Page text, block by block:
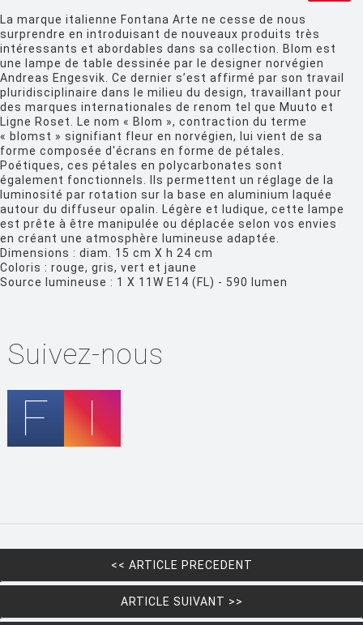
EMU
ESTABLISHED AND SONS
ETHNICRAFT
FATBOY
FERMOB
FIAM
FLOS
FLYTE
FONTANA ARTE
FOSCARINI
GANDIA BLASCO
GLAS ITALIA
La marque italienne Fontana Arte ne cesse de nous
surprendre en introduisant de nouveaux produits très
intéressants et abordables dans sa collection. Blom est
une lampe de table dessinée par le designer norvégien
Andreas Engesvik. Ce dernier s’est affirmé par son travail
pluridisciplinaire dans le milieu du design, travaillant pour
des marques internationales de renom tel que Muuto et
Ligne Roset. Le nom « Blom », contraction du terme
« blomst » signifiant fleur en norvégien, lui vient de sa
forme composée d'écrans en forme de pétales.
Poétiques, ces pétales en polycarbonates sont
également fonctionnels. Ils permettent un réglage de la
luminosité par rotation sur la base en aluminium laquée
autour du diffuseur opalin. Légère et ludique, cette lampe
est prête à être manipulée ou déplacée selon vos envies
en créant une atmosphère lumineuse adaptée.
Dimensions : diam. 15 cm X h 24 cm
Coloris : rouge, gris, vert et jaune
Source lumineuse : 1 X 11W E14 (FL) - 590 lumen
Suivez-nous
<< ARTICLE PRECEDENT
ARTICLE SUIVANT >>